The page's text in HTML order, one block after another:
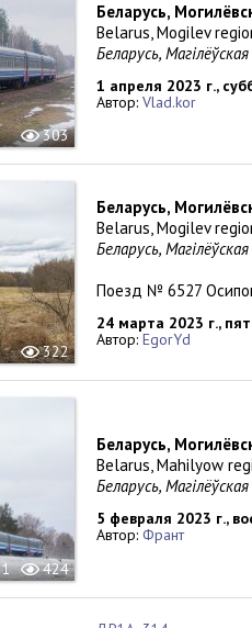
303
Беларусь,
Belarus, Mogilev
Беларусь,
1 апреля 2023 г.,
Автор: Vlad.kor
322
Беларусь,
Belarus, Mogilev
Беларусь,
Поезд № 6527
24 марта 2023 г.,
Автор: EgorYd
1 424
Беларусь,
Belarus, Mahilyow
Беларусь,
5 февраля 2023 г.,
Автор: Франт